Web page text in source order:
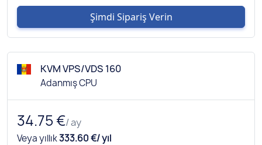
Şimdi Sipariş Verin
KVM VPS/VDS 160
Adanmış CPU
34.75 €/ ay
Veya yıllık333.60 €/ yıl